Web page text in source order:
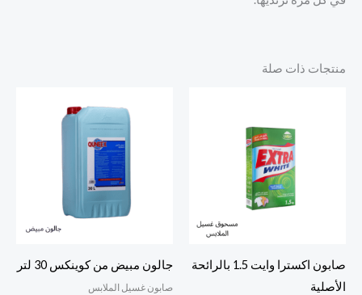
منتجات ذات صلة
صابون اكسترا وايت 1.5 بالرائحة
الأصلية
جالون مبيض من كوينكس 30 لتر
صابون غسيل الملابس